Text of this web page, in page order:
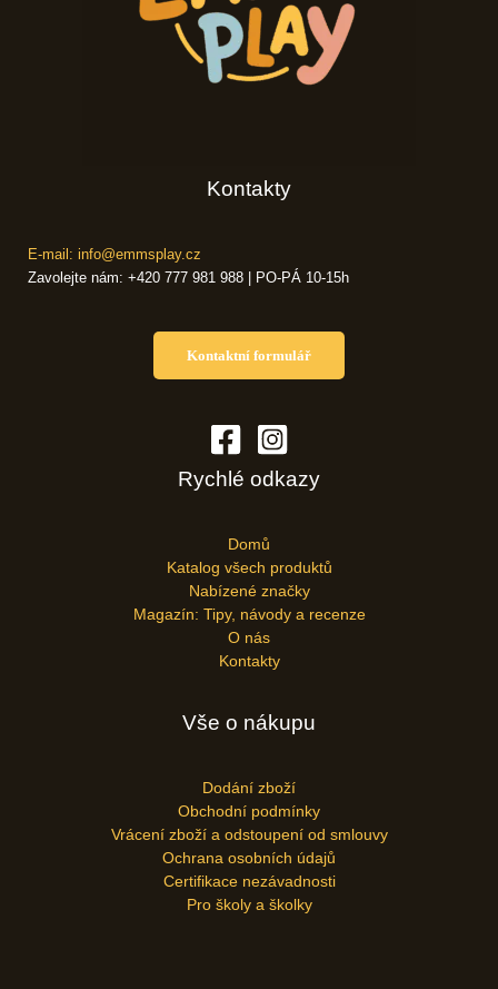
Kontakty
E-mail: info@emmsplay.cz
Zavolejte nám: +420 777 981 988 | PO-PÁ 10-15h
Kontaktní formulář
Rychlé odkazy
Domů
Katalog všech produktů
Nabízené značky
Magazín: Tipy, návody a recenze
O nás
Kontakty
Vše o nákupu
Dodání zboží
Obchodní podmínky
Vrácení zboží a odstoupení od smlouvy
Ochrana osobních údajů
Certifikace nezávadnosti
Pro školy a školky